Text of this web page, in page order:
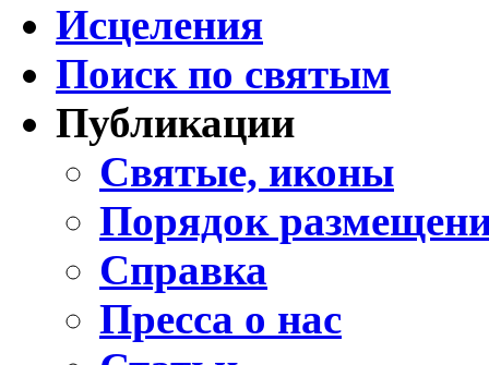
Исцеления
Поиск по святым
Публикации
Святые, иконы
Порядок
Справка
Пресса о нас